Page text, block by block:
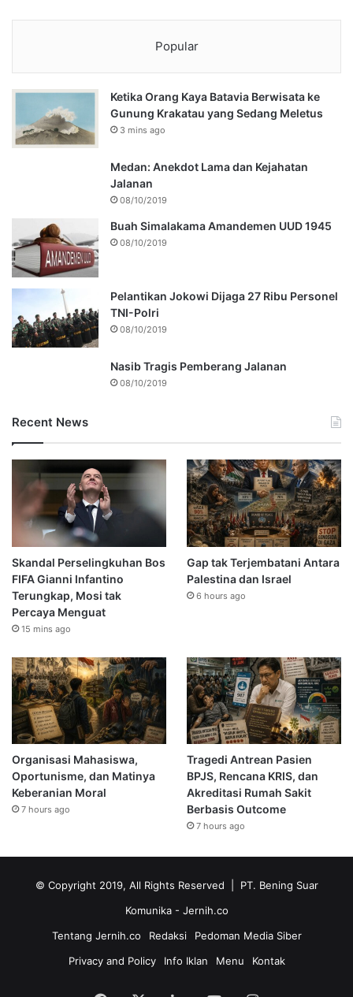
Popular
Ketika Orang Kaya Batavia Berwisata ke
Gunung Krakatau yang Sedang Meletus
3 mins ago
Medan: Anekdot Lama dan Kejahatan
Jalanan
08/10/2019
Buah Simalakama Amandemen UUD 1945
08/10/2019
Pelantikan Jokowi Dijaga 27 Ribu Personel
TNI-Polri
08/10/2019
Nasib Tragis Pemberang Jalanan
08/10/2019
Recent News
Skandal Perselingkuhan Bos
FIFA Gianni Infantino
Terungkap, Mosi tak
Percaya Menguat
15 mins ago
Gap tak Terjembatani Antara
Palestina dan Israel
6 hours ago
Organisasi Mahasiswa,
Oportunisme, dan Matinya
Keberanian Moral
7 hours ago
Tragedi Antrean Pasien
BPJS, Rencana KRIS, dan
Akreditasi Rumah Sakit
Berbasis Outcome
7 hours ago
© Copyright 2019, All Rights Reserved | PT. Bening Suar
Komunika - Jernih.co
Tentang Jernih.co
Redaksi
Pedoman Media Siber
Privacy and Policy
Info Iklan Menu Kontak